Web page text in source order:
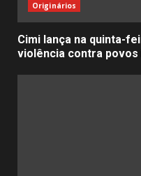
Originários
Cimi lança na quinta-
violência contra povos